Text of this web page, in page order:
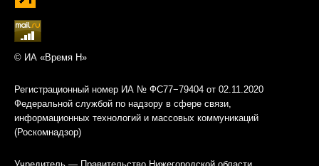
© ИА «Время Н»
Регистрационный номер ИА № ФС77−79404 от 02.11.2020
Федеральной службой по надзору в сфере связи,
информационных технологий и массовых коммуникаций
(Роскомнадзор)